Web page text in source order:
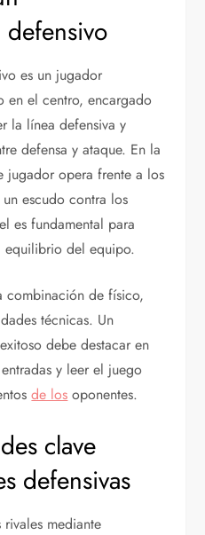
es un jugador
en el centro, encargado
la línea defensiva y
defensa y ataque. En la
jugador opera frente a los
escudo contra los
es fundamental para
equilibrio del equipo.
combinación de físico,
técnicas. Un
debe destacar en
y leer el juego
de los oponentes.
clave
defensivas
mediante